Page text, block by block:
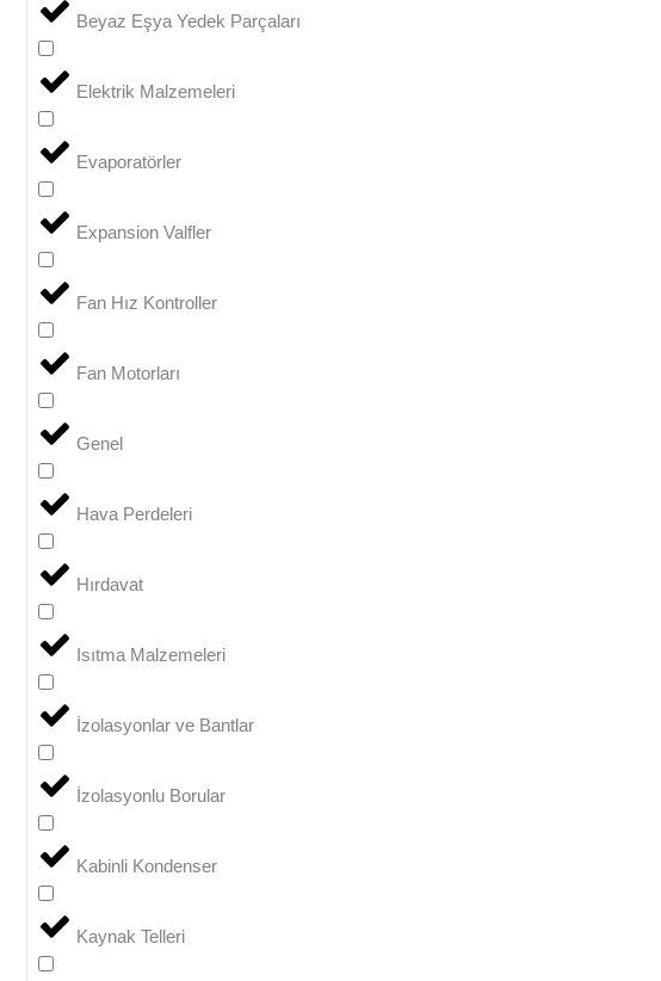
Beyaz Eşya Yedek Parçaları
Elektrik Malzemeleri
Evaporatörler
Expansion Valfler
Fan Hız Kontroller
Fan Motorları
Genel
Hava Perdeleri
Hırdavat
Isıtma Malzemeleri
İzolasyonlar ve Bantlar
İzolasyonlu Borular
Kabinli Kondenser
Kaynak Telleri